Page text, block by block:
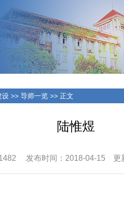
设 >> 导师一览 >> 正文
陆惟煜
发布时间：2018-04-15 更